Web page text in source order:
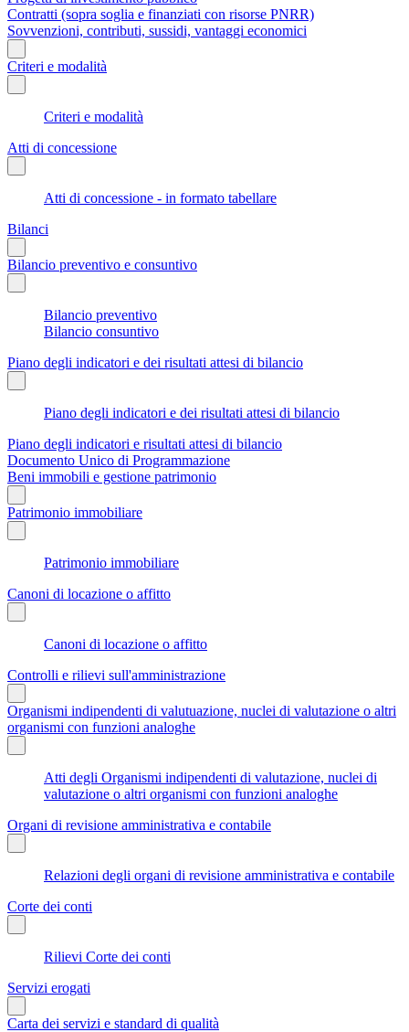
Contratti (sopra soglia e finanziati con risorse PNRR)
Sovvenzioni, contributi, sussidi, vantaggi economici
Criteri e modalità
Criteri e modalità
Atti di concessione
Atti di concessione - in formato tabellare
Bilanci
Bilancio preventivo e consuntivo
Bilancio preventivo
Bilancio consuntivo
Piano degli indicatori e dei risultati attesi di bilancio
Piano degli indicatori e dei risultati attesi di bilancio
Piano degli indicatori e risultati attesi di bilancio
Documento Unico di Programmazione
Beni immobili e gestione patrimonio
Patrimonio immobiliare
Patrimonio immobiliare
Canoni di locazione o affitto
Canoni di locazione o affitto
Controlli e rilievi sull'amministrazione
Organismi indipendenti di valutuazione, nuclei di valutazione o altri
organismi con funzioni analoghe
Atti degli Organismi indipendenti di valutazione, nuclei di
valutazione o altri organismi con funzioni analoghe
Organi di revisione amministrativa e contabile
Relazioni degli organi di revisione amministrativa e contabile
Corte dei conti
Rilievi Corte dei conti
Servizi erogati
Carta dei servizi e standard di qualità